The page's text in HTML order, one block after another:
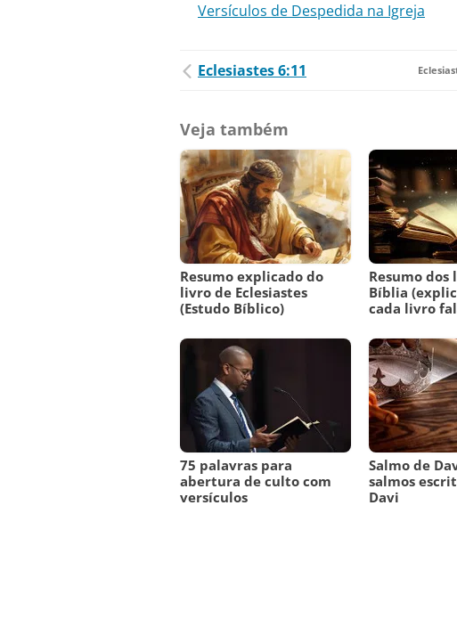
Versículos de Despedida na Igreja
Eclesiastes 6:11
Veja também
Resumo explicado do
livro de Eclesiastes
(Estudo Bíblico)
Resumo dos
Bíblia
cada livro
75 palavras para
abertura de culto com
versículos
Salmo de
salmos
Davi